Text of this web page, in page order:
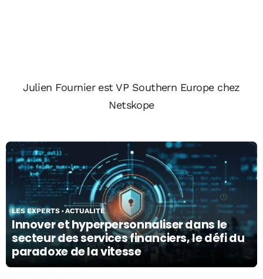
Julien Fournier est VP Southern Europe chez
Netskope
Innover et hyperpersonnaliser dans le
secteur des services financiers, le défi du
paradoxe de la vitesse
LES EXPERTS ACTUALITÉ